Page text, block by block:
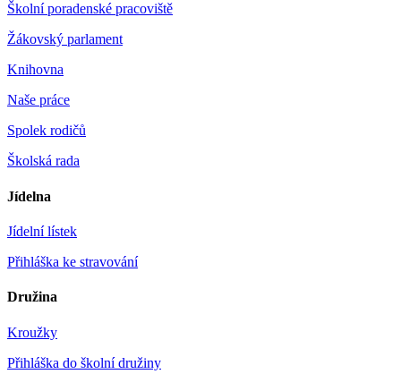
Školní poradenské pracoviště
Žákovský parlament
Knihovna
Naše práce
Spolek rodičů
Školská rada
Jídelna
Jídelní lístek
Přihláška ke stravování
Družina
Kroužky
Přihláška do školní družiny